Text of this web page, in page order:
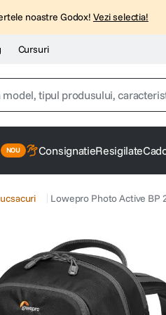
noastre Godox! Vezi selectia!
Cursuri
tipul produsului,
design
sx740 hs
ConsignatieResigilate
Lowepro Photo Active BP